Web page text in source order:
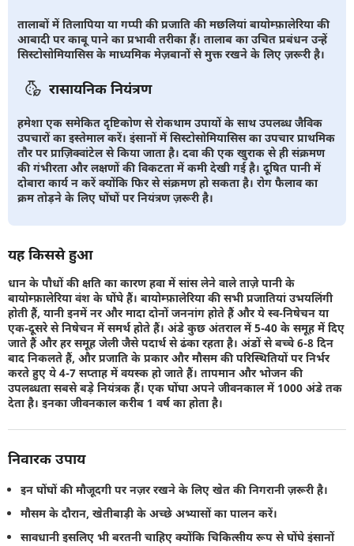
तालाबों में तिलापिया या गप्पी की प्रजाति की मछलियां बायोम्फ़ालेरिया की
आबादी पर काबू पाने का प्रभावी तरीका हैं। तालाब का उचित प्रबंधन उन्हें
सिस्टोसोमियासिस के माध्यमिक मेज़बानों से मुक्त रखने के लिए ज़रूरी है।
रासायनिक नियंत्रण
हमेशा एक समेकित दृष्टिकोण से रोकथाम उपायों के साथ उपलब्ध जैविक
उपचारों का इस्तेमाल करें। इंसानों में सिस्टोसोमियासिस का उपचार प्राथमिक
तौर पर प्राज़िक्वांटेल से किया जाता है। दवा की एक खुराक से ही संक्रमण
की गंभीरता और लक्षणों की विकटता में कमी देखी गई है। दूषित पानी में
दोबारा कार्य न करें क्योंकि फिर से संक्रमण हो सकता है। रोग फैलाव का
क्रम तोड़ने के लिए घोंघों पर नियंत्रण ज़रूरी है।
यह किससे हुआ
धान के पौधों की क्षति का कारण हवा में सांस लेने वाले ताज़े पानी के
बायोम्फ़ालेरिया वंश के घोंघे हैं। बायोम्फ़ालेरिया की सभी प्रजातियां उभयलिंगी
होती हैं, यानी इनमें नर और मादा दोनों जननांग होते हैं और ये स्व-निषेचन या
एक-दूसरे से निषेचन में समर्थ होते हैं। अंडे कुछ अंतराल में 5-40 के समूह में दिए
जाते हैं और हर समूह जेली जैसे पदार्थ से ढंका रहता है। अंडों से बच्चे 6-8 दिन
बाद निकलते हैं, और प्रजाति के प्रकार और मौसम की परिस्थितियों पर निर्भर
करते हुए ये 4-7 सप्ताह में वयस्क हो जाते हैं। तापमान और भोजन की
उपलब्धता सबसे बड़े नियंत्रक हैं। एक घोंघा अपने जीवनकाल में 1000 अंडे तक
देता है। इनका जीवनकाल करीब 1 वर्ष का होता है।
निवारक उपाय
इन घोंघों की मौजूदगी पर नज़र रखने के लिए खेत की निगरानी ज़रूरी है।
मौसम के दौरान, खेतीबाड़ी के अच्छे अभ्यासों का पालन करें।
सावधानी इसलिए भी बरतनी चाहिए क्योंकि चिकित्सीय रूप से घोंघे इंसानों